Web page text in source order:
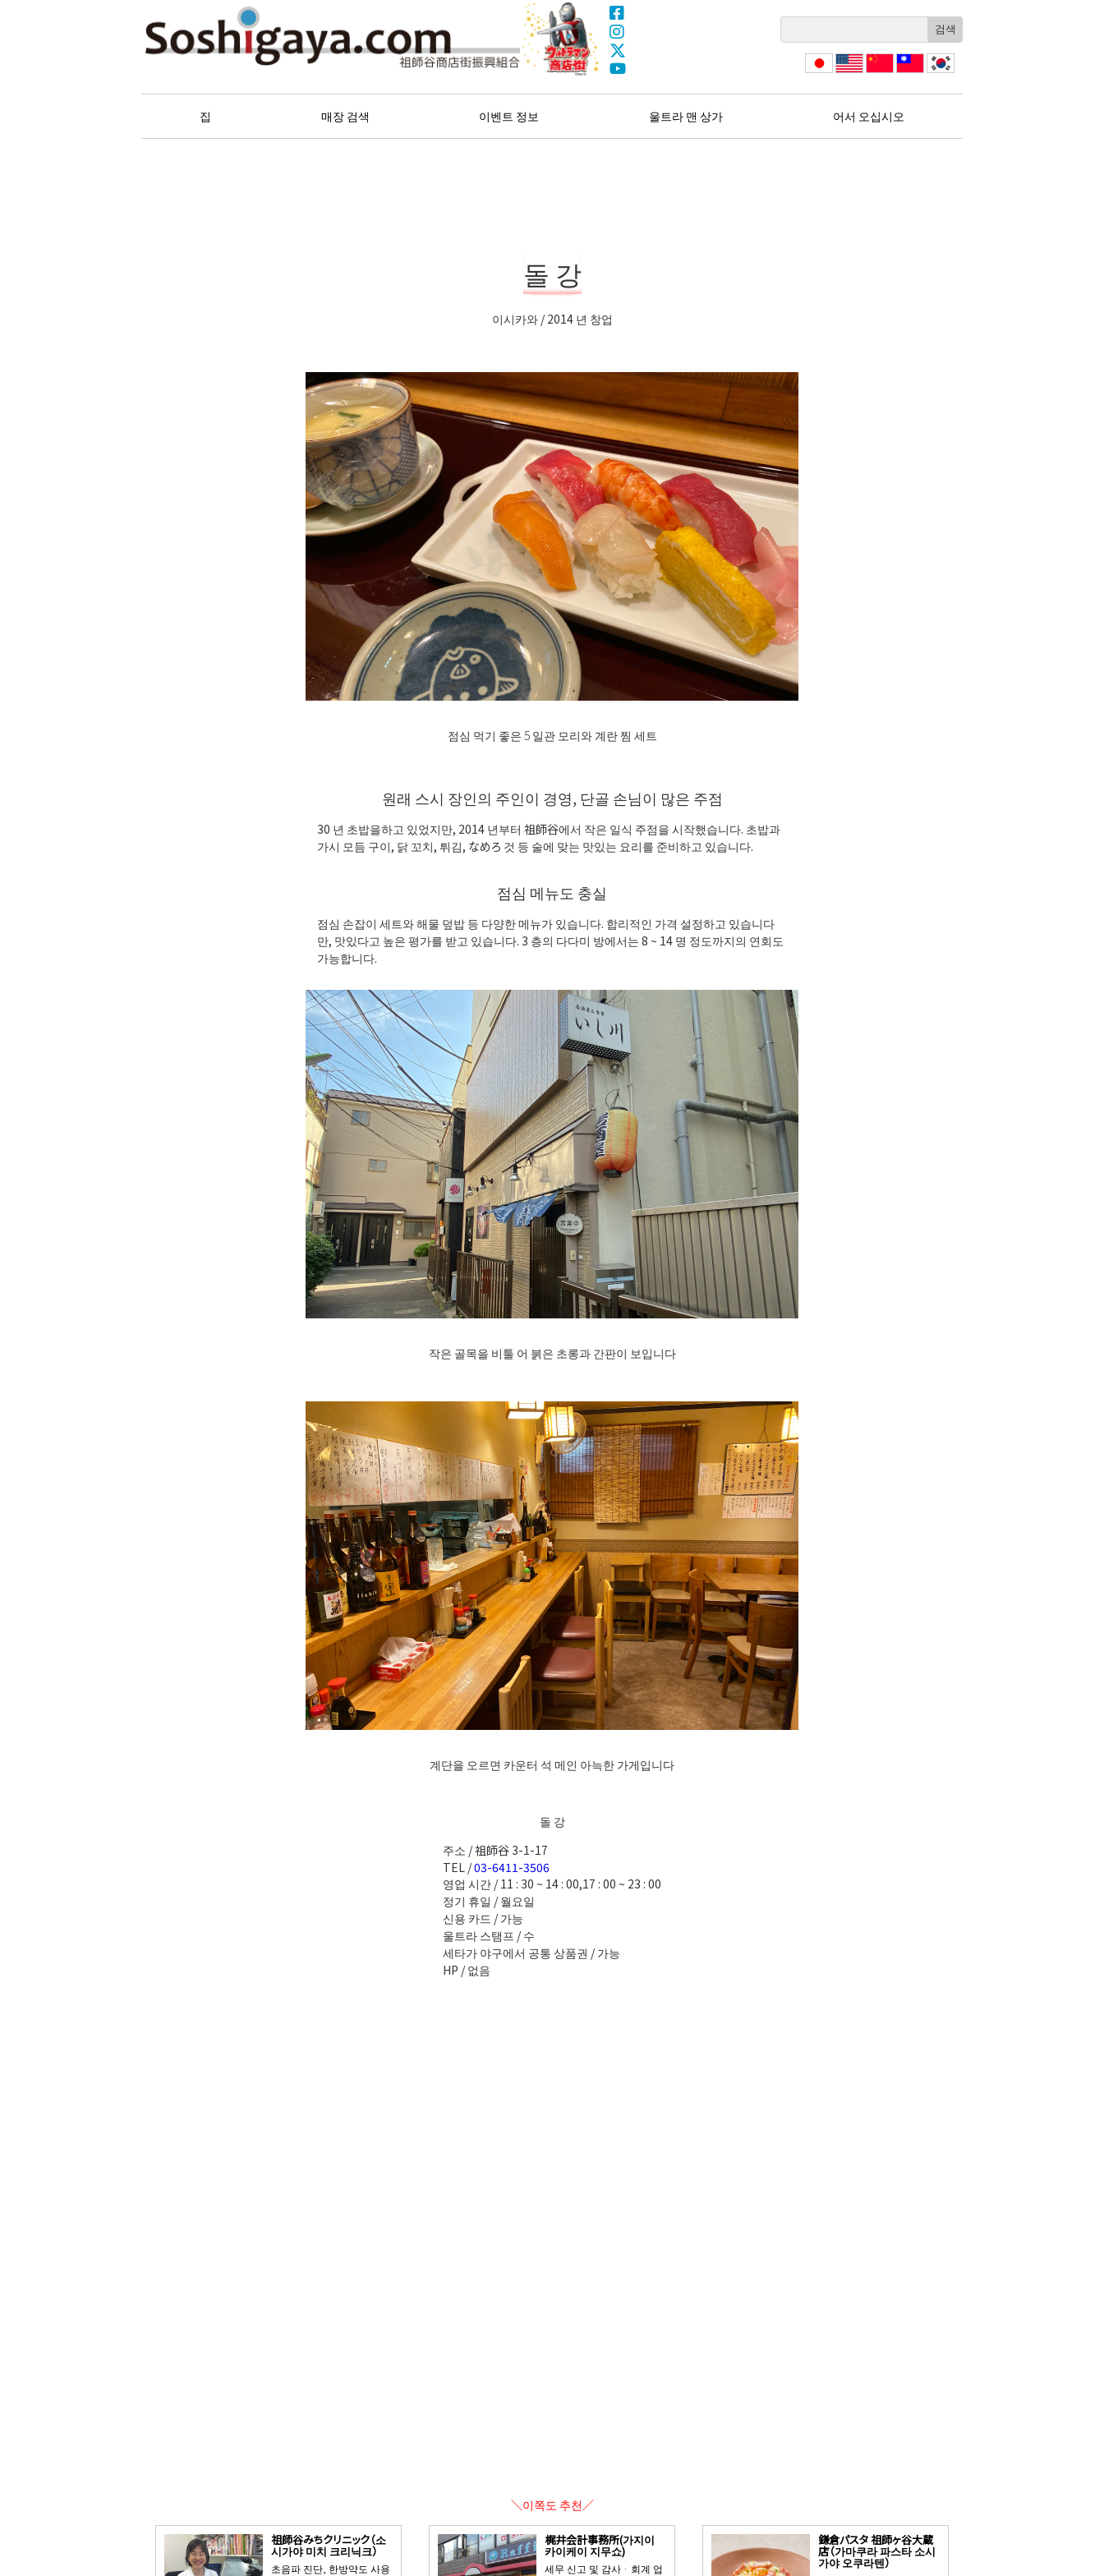
Facebook
Instagram
X(Twitter)
語
中文 中文
집 매장 검색 이벤트 정보 울트라 맨 상가 어서 오십시오
돌 강
이시카와 / 2014 년 창업
점심 먹기 좋은 5 일관 모리와 계란 찜 세트
원래 스시 장인의 주인이 경영, 단골 손님이 많은 주점
30 년 초밥을하고 있었지만, 2014 년부터 祖師谷에서 작은 일식 주점을 시작했습니다. 초밥과
가시 모듬 구이, 닭 꼬치, 튀김, なめろ 것 등 술에 맞는 맛있는 요리를 준비하고 있습니다.
점심 메뉴도 충실
점심 손잡이 세트와 해물 덮밥 등 다양한 메뉴가 있습니다. 합리적인 가격 설정하고 있습니다
만, 맛있다고 높은 평가를 받고 있습니다. 3 층의 다다미 방에서는 8 ~ 14 명 정도까지의 연회도
가능합니다.
작은 골목을 비툴 어 붉은 초롱과 간판이 보입니다
계단을 오르면 카운터 석 메인 아늑한 가게입니다
돌 강
주소 / 祖師谷 3-1-17
TEL /03-6411-3506
영업 시간 / 11 : 30 ~ 14 : 00,17 : 00 ~ 23 : 00
정기 휴일 / 월요일
신용 카드 / 가능
울트라 스탬프 / 수
세타가 야구에서 공통 상품권 / 가능
HP / 없음
＼이쪽도 추천／
祖師谷みちクリニック（소
시가야 미치 크리닉크）
초음파 진단, 한방약도 사용
梶井会計事務所(가지이
카이케이 지무쇼)
세무 신고 및 감사 · 회계 업
鎌倉パスタ 祖師ヶ谷大蔵
店（가마쿠라 파스타 소시
가야 오쿠라텐）